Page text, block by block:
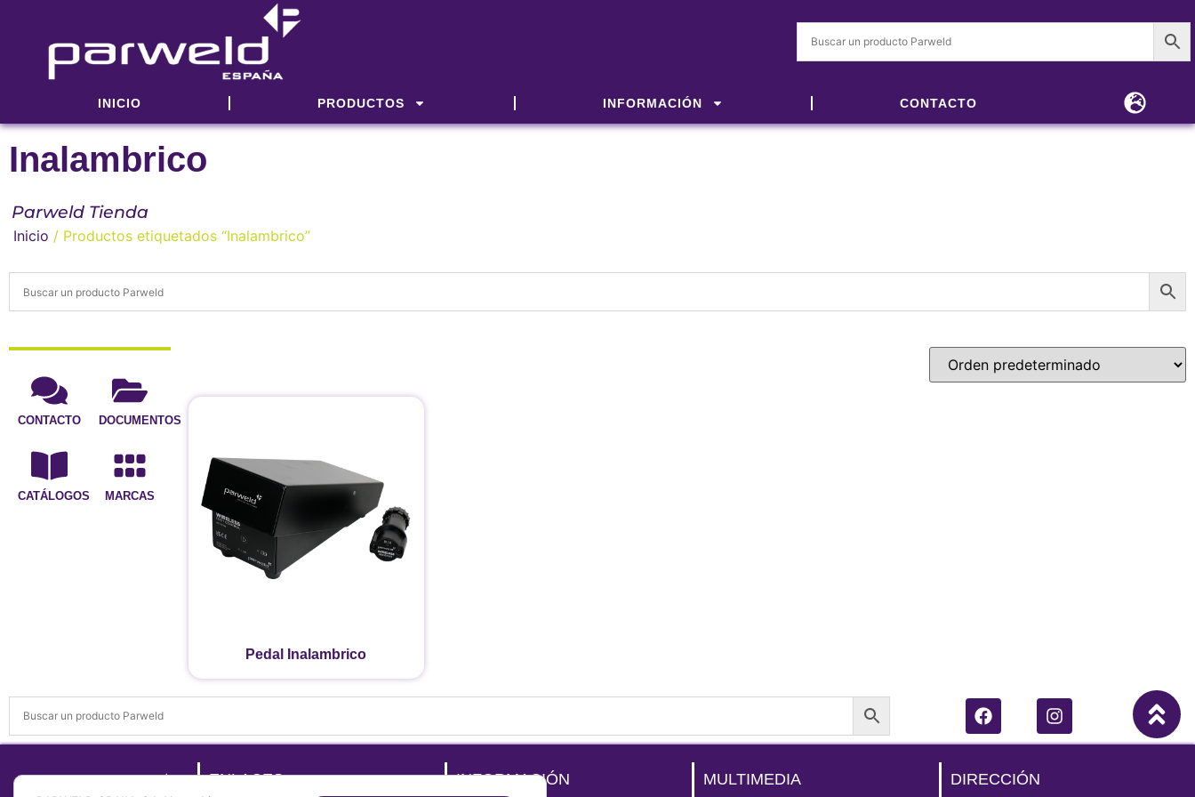
INICIO PRODUCTOS INFORMACIÓN CONTACTO
Inalambrico
Parweld Tienda
Inicio / Productos etiquetados “Inalambrico”
CONTACTO DOCUMENTOS
CATÁLOGOS MARCAS
Pedal Inalambrico
ENLACES INFORMACIÓN MULTIMEDIA DIRECCIÓN